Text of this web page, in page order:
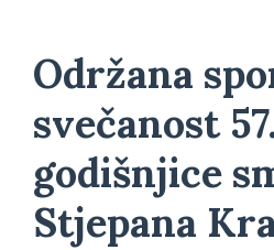
Održana
svečanost
godišnjice
Stjepana